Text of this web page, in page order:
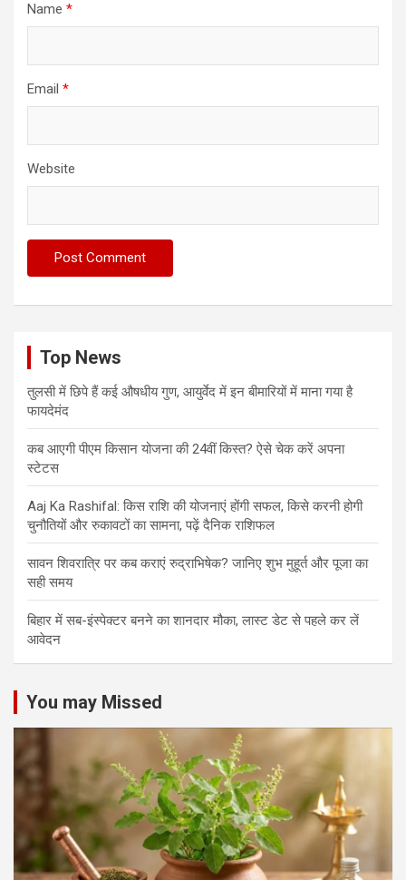
Name *
Email *
Website
Top News
तुलसी में छिपे हैं कई औषधीय गुण, आयुर्वेद में इन बीमारियों में माना गया है
फायदेमंद
कब आएगी पीएम किसान योजना की 24वीं किस्त? ऐसे चेक करें अपना
स्टेटस
Aaj Ka Rashifal: किस राशि की योजनाएं होंगी सफल, किसे करनी होगी
चुनौतियों और रुकावटों का सामना, पढ़ें दैनिक राशिफल
सावन शिवरात्रि पर कब कराएं रुद्राभिषेक? जानिए शुभ मुहूर्त और पूजा का
सही समय
बिहार में सब-इंस्पेक्टर बनने का शानदार मौका, लास्ट डेट से पहले कर लें
आवेदन
You may Missed